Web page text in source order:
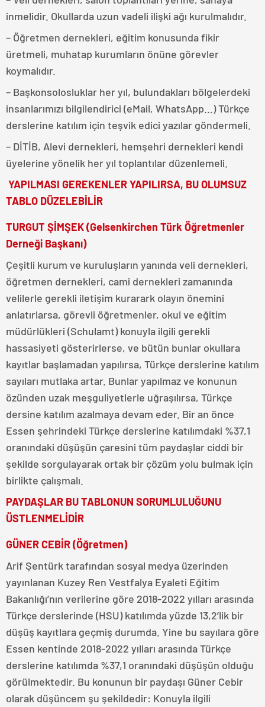
inmelidir. Okullarda uzun vadeli ilişki ağı kurulmalıdır.
– Öğretmen dernekleri, eğitim konusunda fikir
üretmeli, muhatap kurumların önüne görevler
koymalıdır.
– Başkonsolosluklar her yıl, bulundakları bölgelerdeki
insanlarımızı bilgilendirici (eMail, WhatsApp…) Türkçe
derslerine katılım için teşvik edici yazılar göndermeli.
– DİTİB, Alevi dernekleri, hemşehri dernekleri kendi
üyelerine yönelik her yıl toplantılar düzenlemeli.
YAPILMASI GEREKENLER YAPILIRSA, BU OLUMSUZ
TABLO DÜZELEBİLİR
TURGUT ŞİMŞEK (Gelsenkirchen Türk Öğretmenler
Derneği Başkanı)
Çeşitli kurum ve kuruluşların yanında veli dernekleri,
öğretmen dernekleri, cami dernekleri zamanında
velilerle gerekli iletişim kurarark olayın önemini
anlatırlarsa, görevli öğretmenler, okul ve eğitim
müdürlükleri (Schulamt) konuyla ilgili gerekli
hassasiyeti gösterirlerse, ve bütün bunlar okullara
kayıtlar başlamadan yapılırsa, Türkçe derslerine katılım
sayıları mutlaka artar. Bunlar yapılmaz ve konunun
özünden uzak meşguliyetlerle uğraşılırsa, Türkçe
dersine katılım azalmaya devam eder. Bir an önce
Essen şehrindeki Türkçe derslerine katılımdaki %37,1
oranındaki düşüşün çaresini tüm paydaşlar ciddi bir
şekilde sorgulayarak ortak bir çözüm yolu bulmak için
birlikte çalışmalı.
PAYDAŞLAR BU TABLONUN SORUMLULUĞUNU
ÜSTLENMELİDİR
GÜNER CEBİR (Öğretmen)
Arif Şentürk tarafından sosyal medya üzerinden
yayınlanan Kuzey Ren Vestfalya Eyaleti Eğitim
Bakanlığı’nın verilerine göre 2018-2022 yılları arasında
Türkçe derslerinde (HSU) katılımda yüzde 13,2’lik bir
düşüş kayıtlara geçmiş durumda. Yine bu sayılara göre
Essen kentinde 2018-2022 yılları arasında Türkçe
derslerine katılımda %37,1 oranındaki düşüşün olduğu
görülmektedir. Bu konunun bir paydaşı Güner Cebir
olarak düşüncem şu şekildedir: Konuyla ilgili